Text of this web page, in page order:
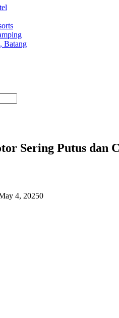
Batang
Sering Putus dan
4, 20250